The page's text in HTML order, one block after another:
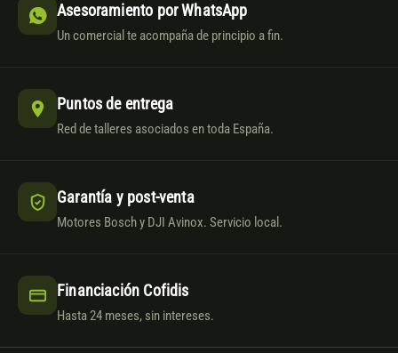
Asesoramiento por WhatsApp
Un comercial te acompaña de principio a fin.
Puntos de entrega
Red de talleres asociados en toda España.
Garantía y post-venta
Motores Bosch y DJI Avinox. Servicio local.
Financiación Cofidis
Hasta 24 meses, sin intereses.